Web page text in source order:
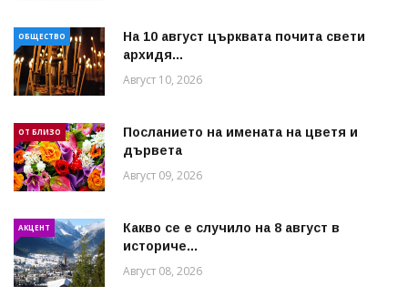
ОБЩЕСТВО
На 10 август църквата почита свети
архидя...
Август 10, 2026
ОТ БЛИЗО
Посланието на имената на цветя и
дървета
Август 09, 2026
АКЦЕНТ
Какво се е случило на 8 август в
историче...
Август 08, 2026